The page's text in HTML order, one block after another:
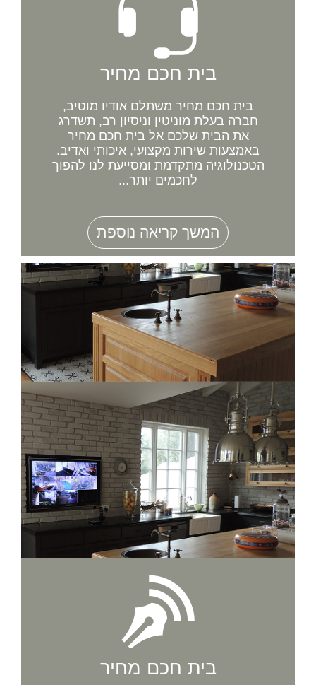
בית חכם מחיר
בית חכם מחיר משתלם אודיו מוטיב,
חברה בעלת מוניטין וניסיון רב, תשדרג
את הבית שלכם אל בית חכם מחיר
באמצעות שירות מקצועי, איכותי ואדיב.
הטכנולוגיה מתקדמת ומסייעת לנו להפוך
לחכמים יותר...
המשך קריאה נוספת
בית חכם מחיר